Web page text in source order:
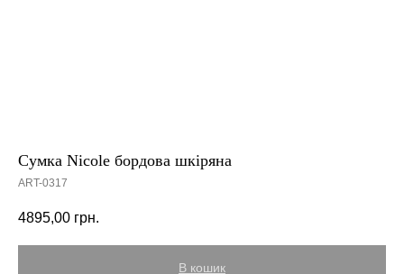
Сумка Nicole бордова шкіряна
ART-0317
4895,00 грн.
В кошик